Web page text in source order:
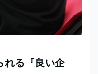
れる『良い企